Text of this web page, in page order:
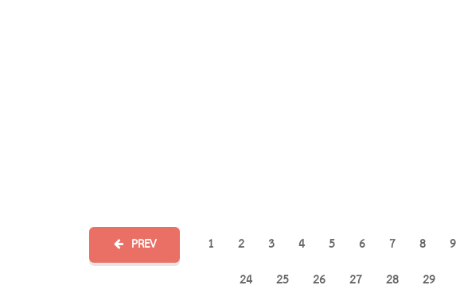
PREV 1 2 3 4 5 6 7 8 9
24
25 26 27 28 29